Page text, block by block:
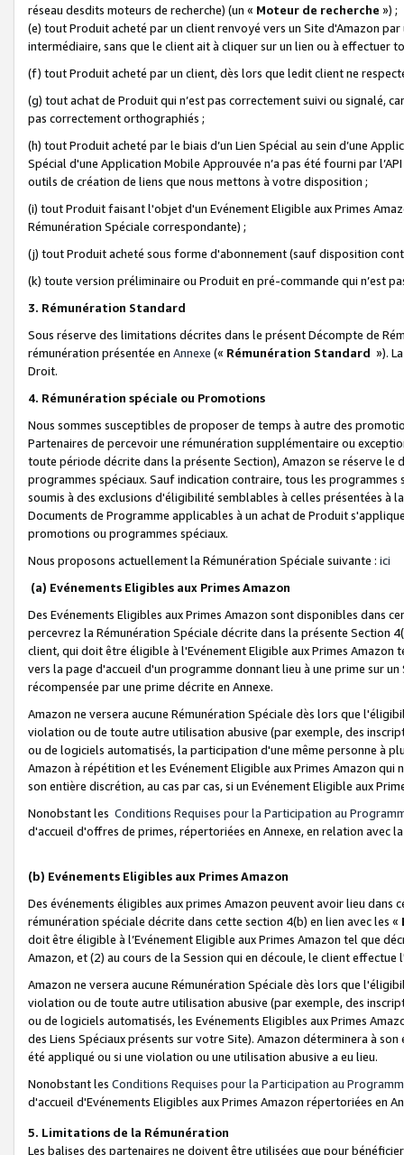
réseau desdits moteurs de recherche) (un « Moteur de recherche ») ;
(e) tout Produit acheté par un client renvoyé vers un Site d'Amazon
intermédiaire, sans que le client ait à cliquer sur un lien ou à
(f) tout Produit acheté par un client, dès lors que ledit client ne
(g) tout achat de Produit qui n’est pas correctement suivi ou signalé,
pas correctement orthographiés ;
(h) tout Produit acheté par le biais d’un Lien Spécial au sein d’une
Spécial d'une Application Mobile Approuvée n’a pas été fourni par
outils de création de liens que nous mettons à votre disposition ;
(i) tout Produit faisant l'objet d'un Evénement Eligible aux Primes
Rémunération Spéciale correspondante) ;
(j) tout Produit acheté sous forme d'abonnement (sauf disposition
(k) toute version préliminaire ou Produit en pré-commande qui n’est
3. Rémunération Standard
Sous réserve des limitations décrites dans le présent Décompte de
rémunération présentée en Annexe (« Rémunération Standard »).
Droit.
4. Rémunération spéciale ou Promotions
Nous sommes susceptibles de proposer de temps à autre des
Partenaires de percevoir une rémunération supplémentaire ou
toute période décrite dans la présente Section), Amazon se réserve
programmes spéciaux. Sauf indication contraire, tous les
soumis à des exclusions d'éligibilité semblables à celles présentées à
Documents de Programme applicables à un achat de Produit
promotions ou programmes spéciaux.
Nous proposons actuellement la Rémunération Spéciale suivante : ici
(a) Evénements Eligibles aux Primes Amazon
Des Evénements Eligibles aux Primes Amazon sont disponibles dans
percevrez la Rémunération Spéciale décrite dans la présente Section
client, qui doit être éligible à l'Evénement Eligible aux Primes Amazon
vers la page d'accueil d'un programme donnant lieu à une prime sur
récompensée par une prime décrite en Annexe.
Amazon ne versera aucune Rémunération Spéciale dès lors que
violation ou de toute autre utilisation abusive (par exemple, des
ou de logiciels automatisés, la participation d'une même personne à
Amazon à répétition et les Evénement Eligible aux Primes Amazon qui
son entière discrétion, au cas par cas, si un Evénement Eligible aux
Nonobstant les Conditions Requises pour la Participation au
d'accueil d'offres de primes, répertoriées en Annexe, en relation avec
(b) Evénements Eligibles aux Primes Amazon
Des événements éligibles aux primes Amazon peuvent avoir lieu dans
rémunération spéciale décrite dans cette section 4(b) en lien avec les «
doit être éligible à l’Evénement Eligible aux Primes Amazon tel que
Amazon, et (2) au cours de la Session qui en découle, le client
Amazon ne versera aucune Rémunération Spéciale dès lors que
violation ou de toute autre utilisation abusive (par exemple, des
ou de logiciels automatisés, les Evénements Eligibles aux Primes
des Liens Spéciaux présents sur votre Site). Amazon déterminera à
été appliqué ou si une violation ou une utilisation abusive a eu lieu.
Nonobstant les Conditions Requises pour la Participation au
d'accueil d'Evénements Eligibles aux Primes Amazon répertoriées en
5. Limitations de la Rémunération
Les balises des partenaires ne doivent être utilisées que pour